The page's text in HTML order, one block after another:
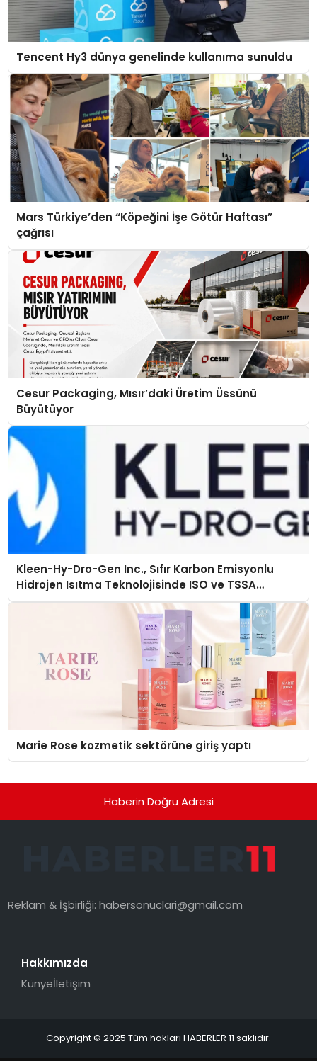
Tencent Hy3 dünya genelinde kullanıma sunuldu
Mars Türkiye’den “Köpeğini İşe Götür Haftası”
çağrısı
Cesur Packaging, Mısır’daki Üretim Üssünü
Büyütüyor
Kleen-Hy-Dro-Gen Inc., Sıfır Karbon Emisyonlu
Hidrojen Isıtma Teknolojisinde ISO ve TSSA
Düzenleyici Onaylarını Aldı
Marie Rose kozmetik sektörüne giriş yaptı
Haberin Doğru Adresi
Reklam & İşbirliği:habersonuclari@gmail.com
Hakkımızda
Künyeİletişim
Copyright © 2025 Tüm hakları HABERLER 11 saklıdır.